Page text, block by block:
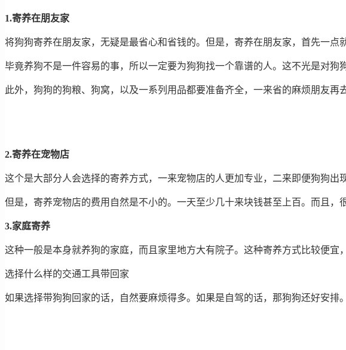
1.寄养在朋友家
将狗狗寄养在朋友家，无疑是最省心和省钱的。但是，寄养在朋友家，首先一
毕竟养狗不是一件容易的事，所以一定要为狗狗找一个靠谱的人。这不光是对狗
此外，狗狗的狗粮、狗窝，以及一系列用品都要准备齐全，一来省的麻烦朋友再
2.寄养在宠物店
这个是大部分人会选择的寄养方式，一来宠物店的人更加专业，二来即便狗狗出
但是，寄养宠物店的费用自然是不小的。一天至少几十来块钱甚至上百。而且
3.家庭寄养
这种一般是本身就养狗的家庭，而且家里地方大有院子。这种寄养方式比较便宜
选择什么样的交通工具带回家
如果选择带狗狗回家的话，自然要麻烦得多。如果是自驾的话，那狗狗还好安排